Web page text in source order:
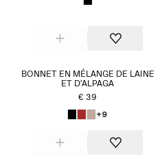
BONNET EN MÉLANGE DE LAINE
ET D'ALPAGA
€ 39
+9